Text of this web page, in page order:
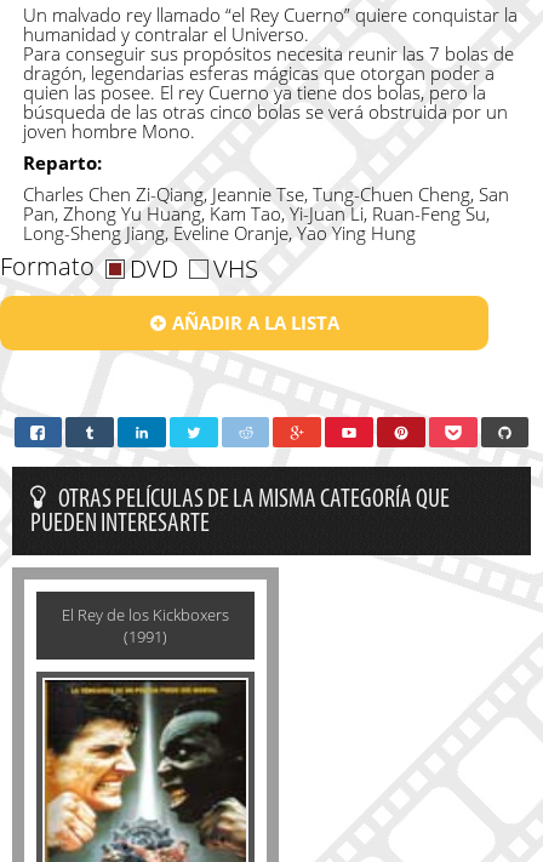
Un malvado rey llamado “el Rey Cuerno” quiere conquistar la
humanidad y contralar el Universo.
Para conseguir sus propósitos necesita reunir las 7 bolas de
dragón, legendarias esferas mágicas que otorgan poder a
quien las posee. El rey Cuerno ya tiene dos bolas, pero la
búsqueda de las otras cinco bolas se verá obstruida por un
joven hombre Mono.
Reparto:
Charles Chen Zi-Qiang, Jeannie Tse, Tung-Chuen Cheng, San
Pan, Zhong Yu Huang, Kam Tao, Yi-Juan Li, Ruan-Feng Su,
Long-Sheng Jiang, Eveline Oranje, Yao Ying Hung
Formato DVD VHS
AÑADIR A LA LISTA
OTRAS PELÍCULAS DE LA MISMA CATEGORÍA QUE
PUEDEN INTERESARTE
El Rey de los Kickboxers
(1991)